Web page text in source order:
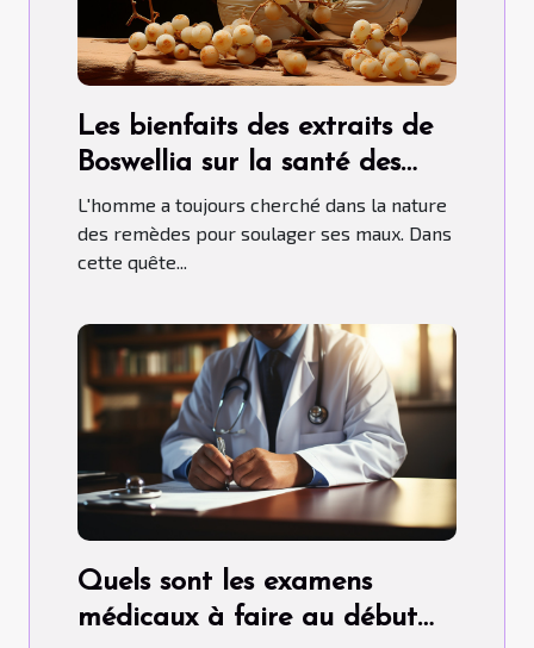
Les bienfaits des extraits de
Boswellia sur la santé des
articulations et des os
L'homme a toujours cherché dans la nature
des remèdes pour soulager ses maux. Dans
cette quête...
Quels sont les examens
médicaux à faire au début